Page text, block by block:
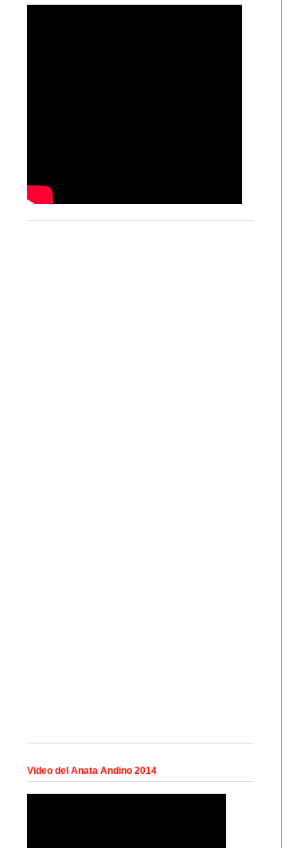
Video del Anata Andino 2014